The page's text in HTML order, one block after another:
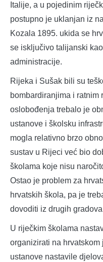
Italije, a u pojedinim
postupno je uklanjan iz
Kozala 1895. ukida se
se isključivo talijanski
administracije.
Rijeka i Sušak bili su
bombardiranjima i ratnim
oslobođenja trebalo je
ustanove i školsku
mogla relativno brzo
sustav u Rijeci već bio
školama koje nisu
Ostao je problem za
hrvatskih škola, pa je
dovoditi iz drugih
U riječkim školama
organizirati na
ustanove nastavile